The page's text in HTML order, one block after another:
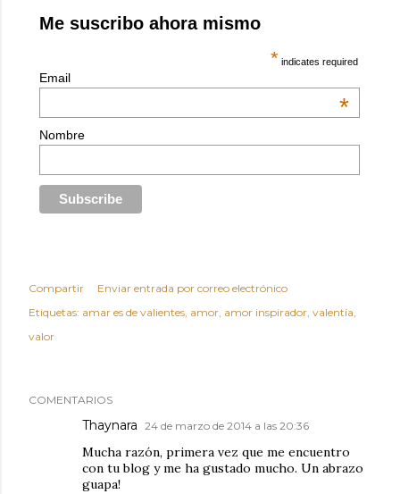
Me suscribo ahora mismo
* indicates required
Email
*
Nombre
Compartir
Enviar entrada por correo electrónico
Etiquetas: amar es de valientes amor amor inspirador valentía
valor
COMENTARIOS
Thaynara 24 de marzo de 2014 a las 20:36
Mucha razón, primera vez que me encuentro
con tu blog y me ha gustado mucho. Un abrazo
guapa!